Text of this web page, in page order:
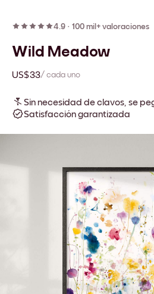
4.9 · 100 mil+ valoraciones
Wild Meadow
US$33/ cada uno
Sin necesidad de clavos, se
Satisfacción garantizada